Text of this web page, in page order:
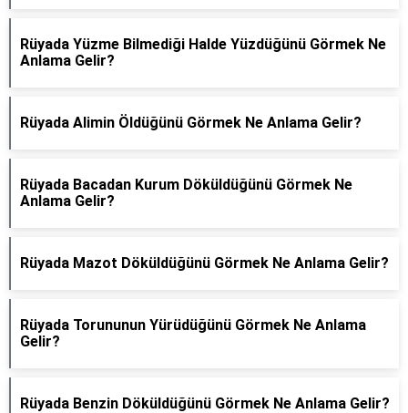
Rüyada Yüzme Bilmediği Halde Yüzdüğünü Görmek Ne
Anlama Gelir?
Rüyada Alimin Öldüğünü Görmek Ne Anlama Gelir?
Rüyada Bacadan Kurum Döküldüğünü Görmek Ne
Anlama Gelir?
Rüyada Mazot Döküldüğünü Görmek Ne Anlama Gelir?
Rüyada Torununun Yürüdüğünü Görmek Ne Anlama
Gelir?
Rüyada Benzin Döküldüğünü Görmek Ne Anlama Gelir?